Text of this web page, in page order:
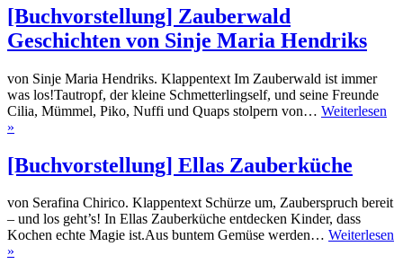
Der
Suchhund
[Buchvorstellung] Zauberwald
Geschichten von Sinje Maria Hendriks
von Sinje Maria Hendriks. Klappentext Im Zauberwald ist immer
was los!Tautropf, der kleine Schmetterlingself, und seine Freunde
Cilia, Mümmel, Piko, Nuffi und Quaps stolpern von… Weiterlesen
»
Geschichten
von
Maria
Hendriks
[Buchvorstellung] Ellas Zauberküche
von Serafina Chirico. Klappentext Schürze um, Zauberspruch bereit
– und los geht’s! In Ellas Zauberküche entdecken Kinder, dass
Kochen echte Magie ist.Aus buntem Gemüse werden… Weiterlesen
»